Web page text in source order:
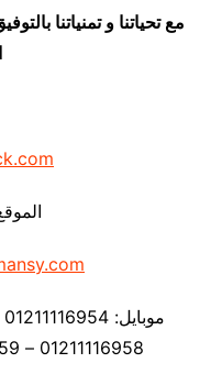
مع تحياتنا و تمنياتنا